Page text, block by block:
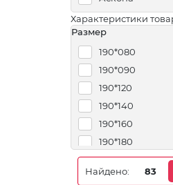
Характеристики
Размер
190*080
190*090
190*120
190*140
190*160
190*180
190*200
195*080
Найдено: 83